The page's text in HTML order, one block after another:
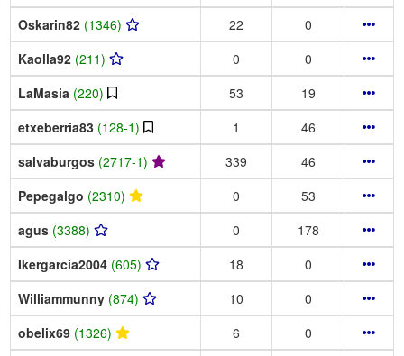
Oskarin82 (1346) 22
0
Kaolla92 (211) 0
0
LaMasia (220) 53
19
etxeberria83 (128-1) 1
46
salvaburgos (2717-1) 339
46
Pepegalgo (2310) 0
53
agus (3388) 0
178
Ikergarcia2004 (605) 18
0
Williammunny (874) 10
0
obelix69 (1326) 6
0